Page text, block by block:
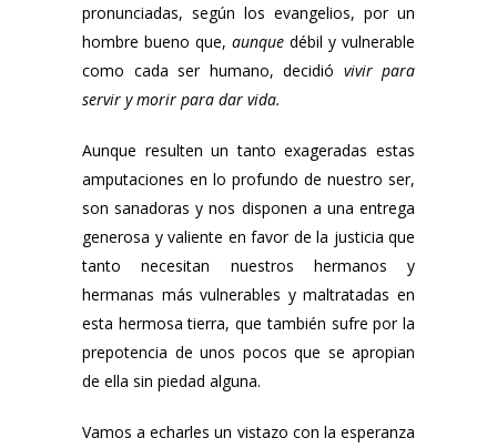
pronunciadas, según los evangelios, por un
hombre bueno que, aunque débil y vulnerable
como cada ser humano, decidió vivir para
servir y morir para dar vida.
Aunque resulten un tanto exageradas estas
amputaciones en lo profundo de nuestro ser,
son sanadoras y nos disponen a una entrega
generosa y valiente en favor de la justicia que
tanto necesitan nuestros hermanos y
hermanas más vulnerables y maltratadas en
esta hermosa tierra, que también sufre por la
prepotencia de unos pocos que se apropian
de ella sin piedad alguna.
Vamos a echarles un vistazo con la esperanza